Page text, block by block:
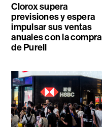
Clorox supera
previsiones y espera
impulsar sus ventas
anuales con la compra
de Purell